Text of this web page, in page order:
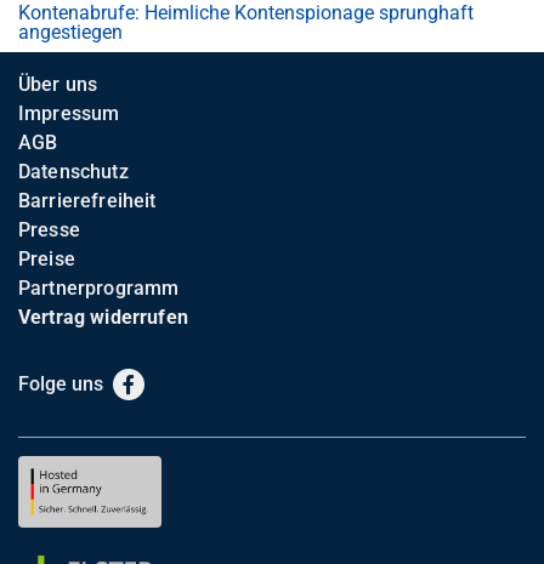
Kontenabrufe: Heimliche Kontenspionage sprunghaft
angestiegen
Über uns
Impressum
AGB
Datenschutz
Barrierefreiheit
Presse
Preise
Partnerprogramm
Vertrag widerrufen
Folge uns Facebook